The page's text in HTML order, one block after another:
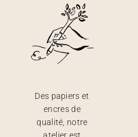
Des papiers et
encres de
qualité, notre